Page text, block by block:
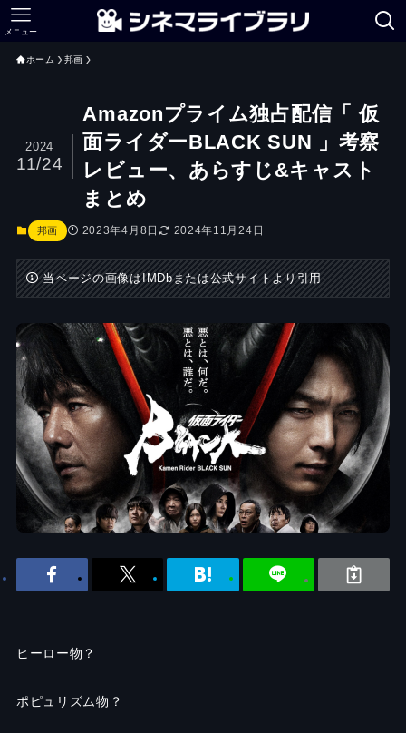
メニュー
ホーム 邦画
Amazonプライム独占配信「 仮
面ライダーBLACK SUN 」考察
レビュー、あらすじ&キャスト
まとめ
2024
11/24
邦画 2023年4月8日 2024年11月24日
当ページの画像はIMDbまたは公式サイトより引用
ヒーロー物？
ポピュリズム物？